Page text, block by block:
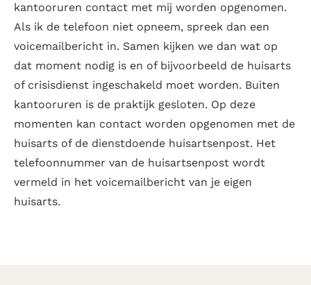
kantooruren contact met mij worden opgenomen.
Als ik de telefoon niet opneem, spreek dan een
voicemailbericht in. Samen kijken we dan wat op
dat moment nodig is en of bijvoorbeeld de huisarts
of crisisdienst ingeschakeld moet worden. Buiten
kantooruren is de praktijk gesloten. Op deze
momenten kan contact worden opgenomen met de
huisarts of de dienstdoende huisartsenpost. Het
telefoonnummer van de huisartsenpost wordt
vermeld in het voicemailbericht van je eigen
huisarts.